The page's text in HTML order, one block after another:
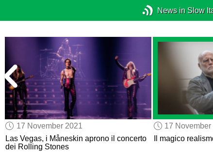
News in Slow
17 November 2021
Las Vegas, i Måneskin aprono il concerto
dei Rolling Stones
17 November
Il magico